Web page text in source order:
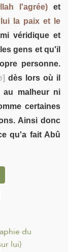
l'agrée)et
la paix et le
véridique et
gens et qu'il
personne.
dès lors où il
malheur ni
certaines
Ainsi donc
qu'a fait Abû
du
lui)